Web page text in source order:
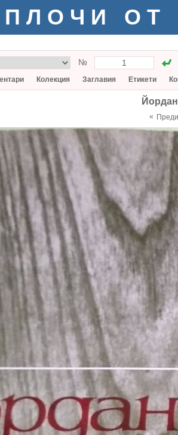
ПЛОЧИ ОТ
№
Колекция Заглавия Етикети
«